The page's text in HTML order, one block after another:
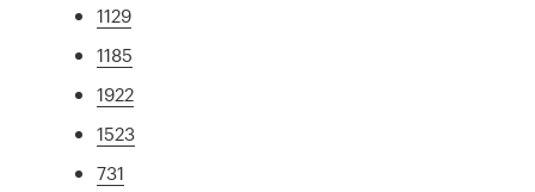
1129
1185
1922
1523
731